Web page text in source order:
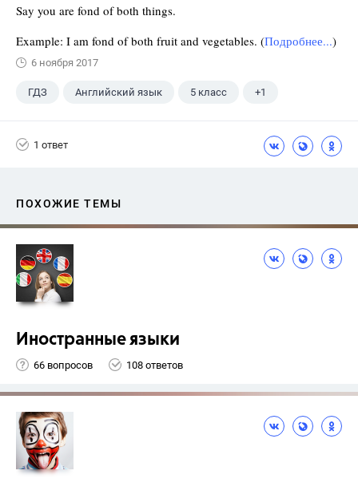
Say you are fond of both things.
Example: I am fond of both fruit and vegetables. (Подробнее...)
6 ноября 2017
ГДЗ Английский язык 5 класс +1
1 ответ
ПОХОЖИЕ ТЕМЫ
Иностранные языки
66 вопросов 108 ответов